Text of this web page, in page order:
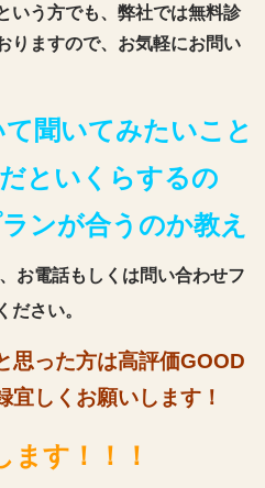
いう方でも、弊社では無料診
りますので、お気軽にお問い
聞いてみたいこと
といくらするの
ンが合うのか教え
お電話もしくは問い合わせフ
ださい。
思った方は高評価GOOD
宜しくお願いします！
ます！！！